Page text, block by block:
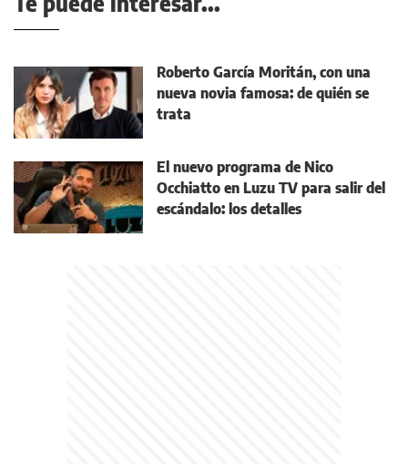
Roberto García Moritán, con una
nueva novia famosa: de quién se
trata
El nuevo programa de Nico
Occhiatto en Luzu TV para salir del
escándalo: los detalles